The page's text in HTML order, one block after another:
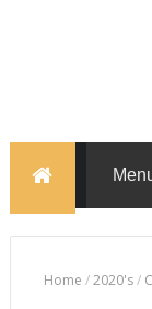
Home /2020's/